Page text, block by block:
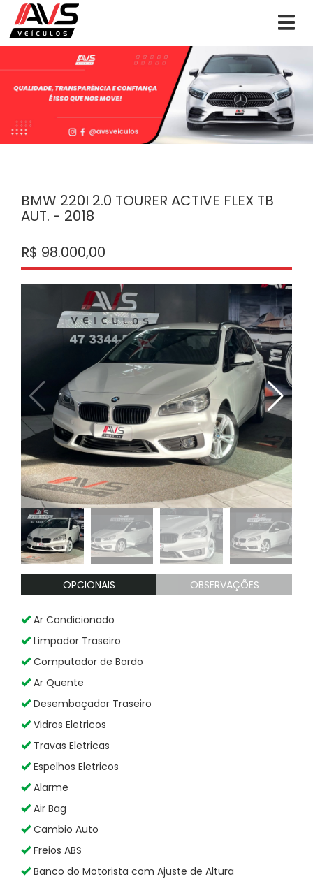
BMW 220I 2.0 TOURER ACTIVE FLEX TB
AUT. - 2018
R$ 98.000,00
OPCIONAIS OBSERVAÇÕES
Ar Condicionado
Limpador Traseiro
Computador de Bordo
Ar Quente
Desembaçador Traseiro
Vidros Eletricos
Travas Eletricas
Espelhos Eletricos
Alarme
Air Bag
Cambio Auto
Freios ABS
Banco do Motorista com Ajuste de Altura